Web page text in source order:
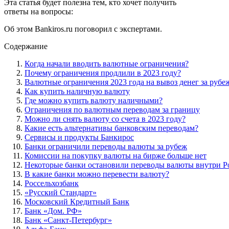
Эта статья будет полезна тем, кто хочет получить
ответы на вопросы:
Об этом Bankiros.ru поговорил с экспертами.
Содержание
Когда начали вводить валютные ограничения?
Почему ограничения продлили в 2023 году?
Валютные ограничения 2023 года на вывоз денег за
Как купить наличную валюту
Где можно купить валюту наличными?
Ограничения по валютным переводам за границу
Можно ли снять валюту со счета в 2023 году?
Какие есть альтернативы банковским переводам?
Сервисы и продукты Банкирос
Банки ограничили переводы валюты за рубеж
Комиссии на покупку валюты на бирже больше нет
Некоторые банки остановили переводы валюты внутри
В какие банки можно перевести валюту?
Россельхозбанк
«Русский Стандарт»
Московский Кредитный Банк
Банк «Дом. РФ»
Банк «Санкт-Петербург»